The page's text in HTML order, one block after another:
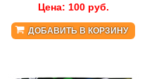
Цена: 100руб.
ДОБАВИТЬ В КОРЗИНУ